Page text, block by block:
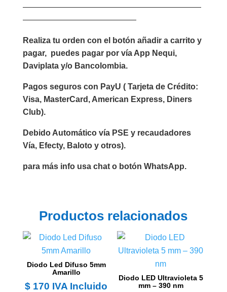
——————————————————————
——————————————
Realiza tu orden con el botón añadir a carrito y
pagar, puedes pagar por vía App Nequi,
Daviplata y/o Bancolombia.
Pagos seguros con PayU ( Tarjeta de Crédito:
Visa, MasterCard, American Express, Diners
Club).
Debido Automático vía PSE y recaudadores
Vía, Efecty, Baloto y otros).
para más info usa chat o botón WhatsApp.
Productos relacionados
Diodo Led Difuso 5mm
Amarillo
$ 170 IVA Incluido
Diodo LED Ultravioleta 5
mm – 390 nm